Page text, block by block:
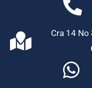
Cra 14 No